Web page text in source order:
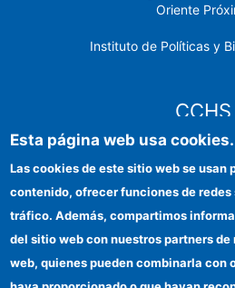
Oriente
Instituto de Políticas y
CCHS
Identidad
Ayudas
Esta página web usa cookies.
Las cookies de este sitio web se usan
contenido, ofrecer funciones de
tráfico. Además, compartimos
del sitio web con nuestros partners
web, quienes pueden combinarla con